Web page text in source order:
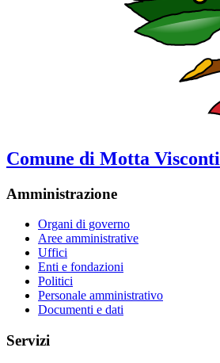
Comune di Motta Visconti
Amministrazione
Organi di governo
Aree amministrative
Uffici
Enti e fondazioni
Politici
Personale amministrativo
Documenti e dati
Servizi